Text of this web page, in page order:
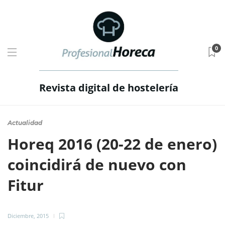
Revista digital de hostelería
0
Actualidad
Horeq 2016 (20-22 de enero)
coincidirá de nuevo con
Fitur
Diciembre, 2015